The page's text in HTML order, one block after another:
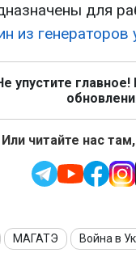
для
из
упустите
Или читайте нас
МАГАТЭ Война в